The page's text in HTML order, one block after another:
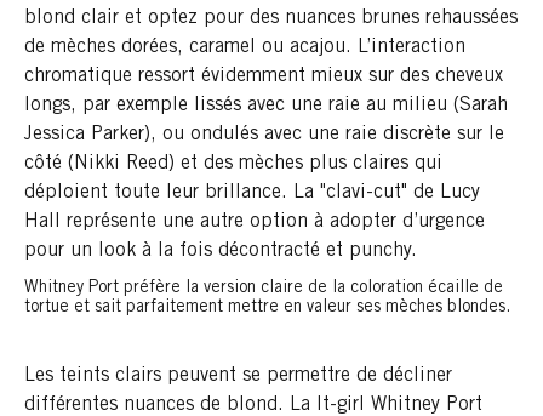
blond clair et optez pour des nuances brunes rehaussées
de mèches dorées, caramel ou acajou. L’interaction
chromatique ressort évidemment mieux sur des cheveux
longs, par exemple lissés avec une raie au milieu (Sarah
Jessica Parker), ou ondulés avec une raie discrète sur le
côté (Nikki Reed) et des mèches plus claires qui
déploient toute leur brillance. La "clavi-cut" de Lucy
Hall représente une autre option à adopter d’urgence
pour un look à la fois décontracté et punchy.
Whitney Port préfère la version claire de la coloration écaille de
tortue et sait parfaitement mettre en valeur ses mèches blondes.
Les teints clairs peuvent se permettre de décliner
différentes nuances de blond. La It-girl Whitney Port